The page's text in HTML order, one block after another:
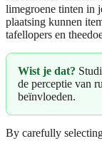
limegroene tinten in
plaatsing kunnen
tafellopers en
Wist je dat?
de perceptie van
beïnvloeden.
By carefully